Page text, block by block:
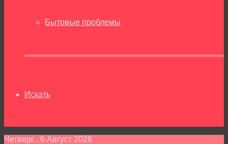
Бытовые проблемы
Искать
Четверг , 6 Август 2026